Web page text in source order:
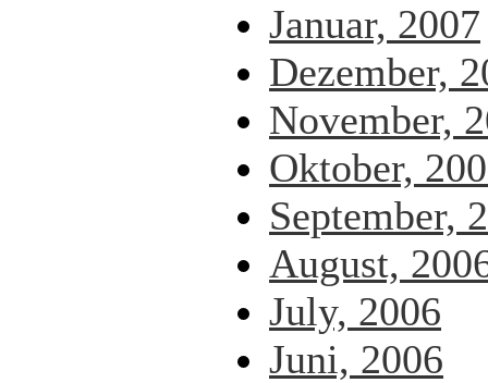
Januar, 2007
Dezember,
November,
Oktober,
September,
August,
July, 2006
Juni, 2006